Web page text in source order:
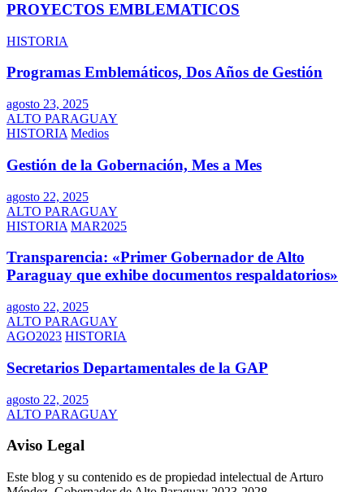
PROYECTOS EMBLEMATICOS
HISTORIA
Programas Emblemáticos, Dos Años de Gestión
agosto 23, 2025
ALTO PARAGUAY
HISTORIA Medios
Gestión de la Gobernación, Mes a Mes
agosto 22, 2025
ALTO PARAGUAY
HISTORIA MAR2025
Transparencia: «Primer Gobernador de Alto
Paraguay que exhibe documentos respaldatorios»
agosto 22, 2025
ALTO PARAGUAY
AGO2023 HISTORIA
Secretarios Departamentales de la GAP
agosto 22, 2025
ALTO PARAGUAY
Aviso Legal
Este blog y su contenido es de propiedad intelectual de Arturo